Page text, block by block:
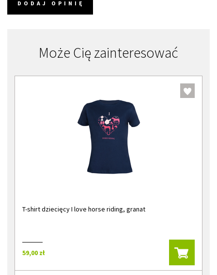
DODAJ OPINIĘ
Może Cię zainteresować
T-shirt dziecięcy I love horse riding, granat
59,00 zł